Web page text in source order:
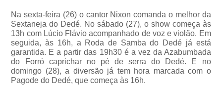
Na sexta-feira (26) o cantor Nixon comanda o melhor da
Sextaneja do Dedé. No sábado (27), o show começa às
13h com Lúcio Flávio acompanhado de voz e violão. Em
seguida, às 16h, a Roda de Samba do Dedé já está
garantida. E a partir das 19h30 é a vez da Azabumbada
do Forró caprichar no pé de serra do Dedé. E no
domingo (28), a diversão já tem hora marcada com o
Pagode do Dedé, que começa às 16h.